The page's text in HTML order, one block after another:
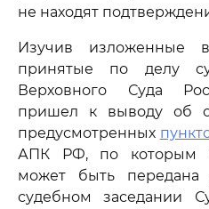
не находят
Изучив изложенные
принятые по делу
Верховного Суда
пришел к выводу об
предусмотренных
АПК РФ, по которым
может быть передана
судебном заседании